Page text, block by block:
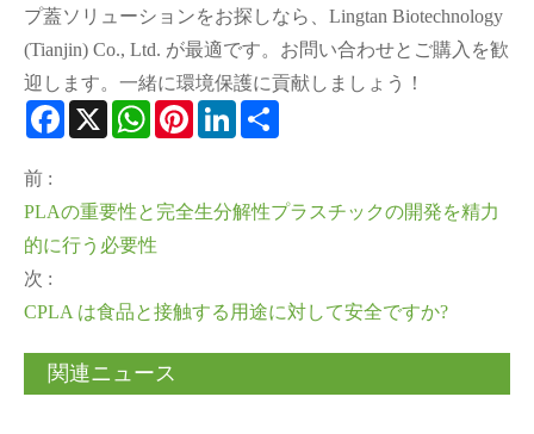
プ蓋ソリューションをお探しなら、Lingtan Biotechnology
(Tianjin) Co., Ltd. が最適です。お問い合わせとご購入を歓
迎します。一緒に環境保護に貢献しましょう！
Facebook
X WhatsAppPinterestLinkedIn
前 :
PLAの重要性と完全生分解性プラスチックの開発を精力
的に行う必要性
次 :
CPLA は食品と接触する用途に対して安全ですか?
関連ニュース